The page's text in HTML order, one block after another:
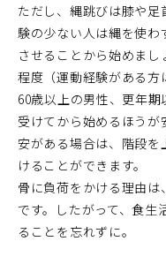
ただし、縄跳びは膝や
験の少ない人は縄を使わ
させることから始めま
程度（運動経験がある方
60歳以上の男性、更年
受けてから始めるほう
安がある場合は、階段
けることができます。
骨に負荷をかける理由
です。したがって、食生
ることを忘れずに。